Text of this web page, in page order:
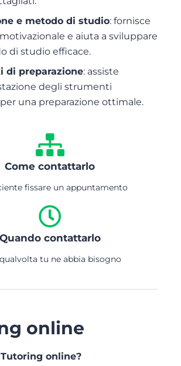
e metodo di studio: fornisce
e aiuta a sviluppare
di studio efficace.
di preparazione: assiste
degli strumenti
una preparazione ottimale.
Come contattarlo
fissare un appuntamento
Quando contattarlo
tu ne abbia bisogno
online
Tutoring online?